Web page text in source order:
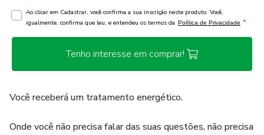
Ao clicar em Cadastrar, você confirma a sua inscrição neste produto. Você,
igualmente, confirma que leu, e entendeu os termos da Política de Privacidade *
Tenho interesse em comprar!
Você receberá um tratamento energético.
Onde você não precisa falar das suas questões, não precisa